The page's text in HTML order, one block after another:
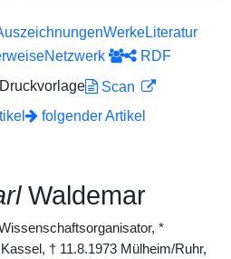
WerkeLiteratur
Netzwerk
RDF
Druckvorlage
Scan
folgender Artikel
Waldemar
*
† 11.8.1973 Mülheim/Ruhr,